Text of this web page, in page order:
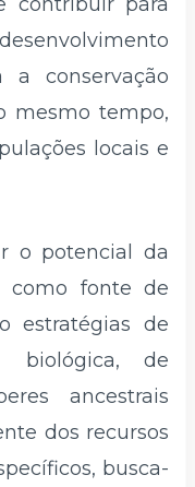
a conservação
mesmo tempo,
locais e
o potencial da
como fonte de
estratégias de
biológica, de
ancestrais
dos recursos
busca-